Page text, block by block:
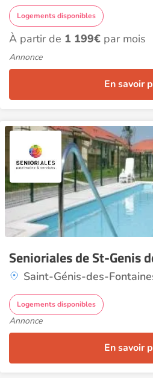
Logements disponibles
À partir de 1 199€ par mois
Annonce
En savoir
Senioriales de St-Genis
Saint-Génis-des-
Logements disponibles
Annonce
En savoir